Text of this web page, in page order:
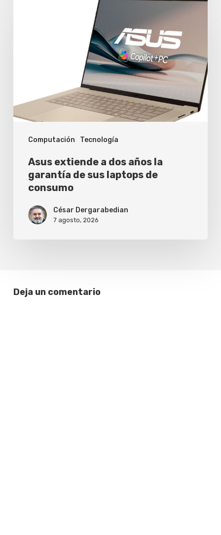
Computación Tecnología
de
laptops
consumo
Asus extiende a dos años la
garantía de sus laptops de
consumo
César Dergarabedian
7 agosto, 2026
Deja un comentario